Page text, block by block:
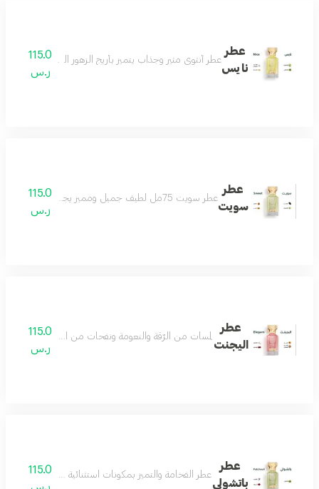
عطر
نايس
عطر أنثوي مثير وجذاب يتميز بأريج الزهور البيضاء وعبير
115.0
ر.س
عطر
سويت
عطر سويت 75مل لطيف جميل ومميز يجمع بين الهدوء والفخامة عطر رائع لكل الأذواق مكونات العطر التونكا والبرغموت والكراميل والعنبر
115.0
ر.س
عطر
اليجنت
لمسات من الرّقة والنعومة ونفحات من الجمال
115.0
ر.س
عطر
باتشولي
عطر الفخامة والتميز بمكونات استثنائية مختارة بعناية
115.0
ر.س